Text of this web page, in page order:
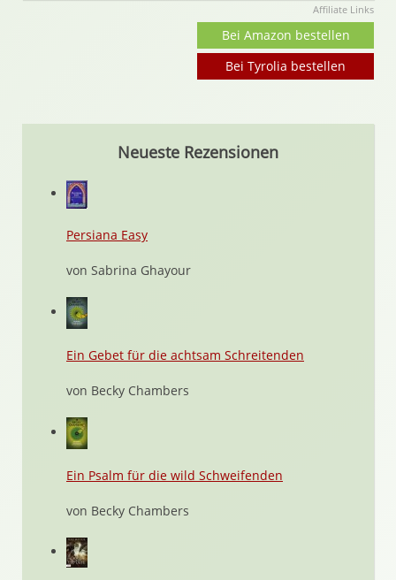
Affiliate Links
Bei Amazon bestellen
Bei Tyrolia bestellen
Neueste Rezensionen
Persiana Easy
von Sabrina Ghayour
Ein Gebet für die achtsam Schreitenden
von Becky Chambers
Ein Psalm für die wild Schweifenden
von Becky Chambers